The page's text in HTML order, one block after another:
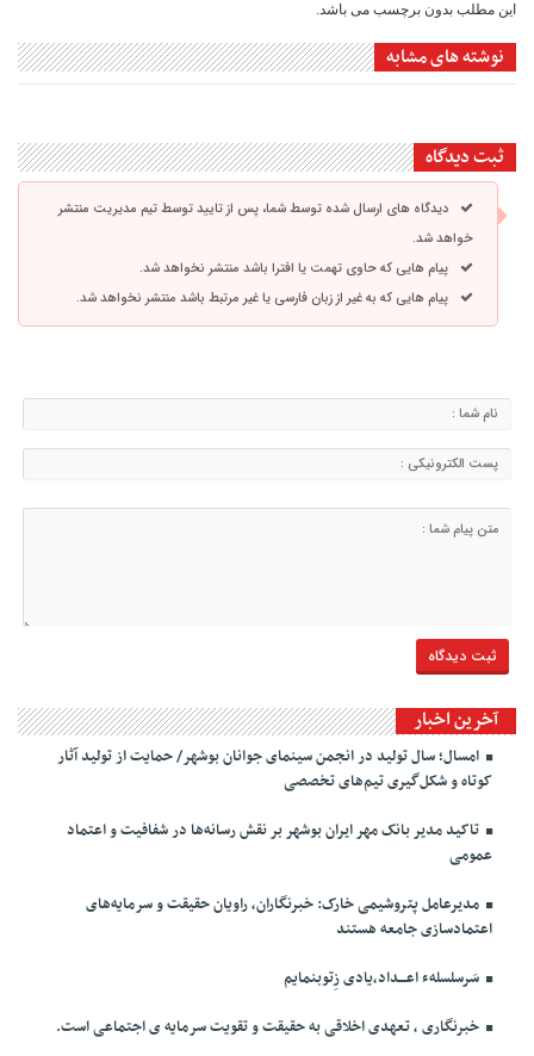
این مطلب بدون برچسب می باشد.
نوشته های مشابه
ثبت دیدگاه
دیدگاه های ارسال شده توسط شما، پس از تایید توسط تیم مدیریت منتشر
خواهد شد.
پیام هایی که حاوی تهمت یا افترا باشد منتشر نخواهد شد.
پیام هایی که به غیر از زبان فارسی یا غیر مرتبط باشد منتشر نخواهد شد.
آخرین اخبار
امسال؛ سال تولید در انجمن سینمای جوانان بوشهر/ حمایت از تولید آثار
کوتاه و شکل‌گیری تیم‌های تخصصی
تاکید مدیر بانک مهر ایران بوشهر بر نقش رسانه‌ها در شفافیت و اعتماد
عمومی
مدیرعامل پتروشیمی خارک: خبرنگاران، راویان حقیقت و سرمایه‌های
اعتمادسازی جامعه هستند
سَرسلسلهء اعـــداد،یادی زِتوبنمایم
خبرنگاری ، تعهدی اخلاقی به حقیقت و تقویت سرمایه ی اجتماعی است.